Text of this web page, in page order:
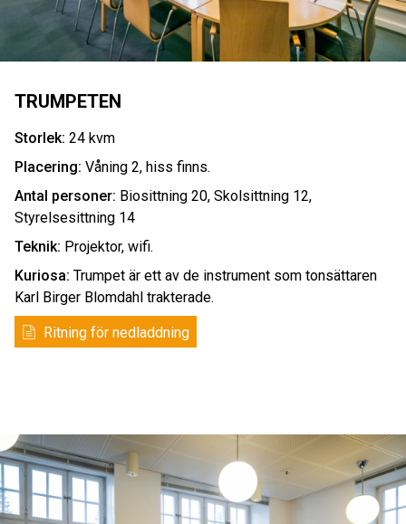
TRUMPETEN
Storlek: 24 kvm
Placering: Våning 2, hiss finns.
Antal personer: Biosittning 20, Skolsittning 12,
Styrelsesittning 14
Teknik: Projektor, wifi.
Kuriosa: Trumpet är ett av de instrument som tonsättaren
Karl Birger Blomdahl trakterade.
Ritning för nedladdning